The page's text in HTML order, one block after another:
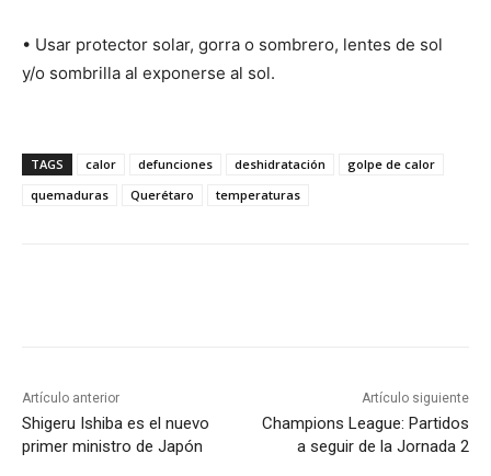
• Usar protector solar, gorra o sombrero, lentes de sol
y/o sombrilla al exponerse al sol.
TAGS calor defunciones deshidratación
golpe de calor
quemaduras
Querétaro temperaturas
Artículo anterior
Shigeru Ishiba es el nuevo
primer ministro de Japón
Artículo siguiente
Champions League: Partidos
a seguir de la Jornada 2